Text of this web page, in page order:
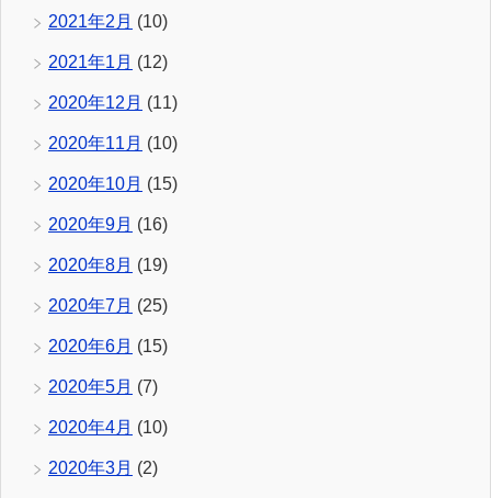
2021年2月 (10)
2021年1月 (12)
2020年12月 (11)
2020年11月 (10)
2020年10月 (15)
2020年9月 (16)
2020年8月 (19)
2020年7月 (25)
2020年6月 (15)
2020年5月 (7)
2020年4月 (10)
2020年3月 (2)